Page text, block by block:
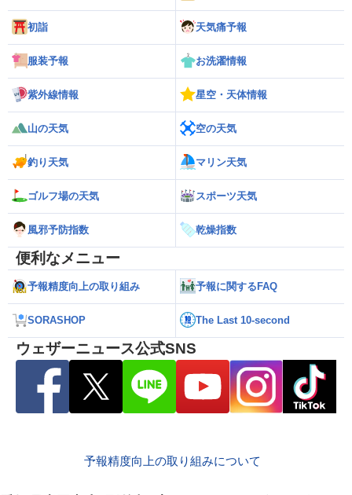
初詣 天気痛予報
服装予報 お洗濯情報
紫外線情報 星空・天体情報
山の天気 空の天気
釣り天気 マリン天気
ゴルフ場の天気 スポーツ天気
風邪予防指数 乾燥指数
便利なメニュー
予報精度向上の取り組み 予報に関するFAQ
SORASHOP The Last 10-second
ウェザーニュース公式SNS
予報精度向上の取り組みについて